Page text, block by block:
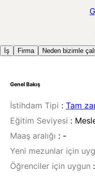
İş Firma Neden bizimle
Genel Bakış
İstihdam Tipi : Tam
Eğitim Seviyesi :
Maaş aralığı : -
Yeni mezunlar için
Öğrenciler için uygun :